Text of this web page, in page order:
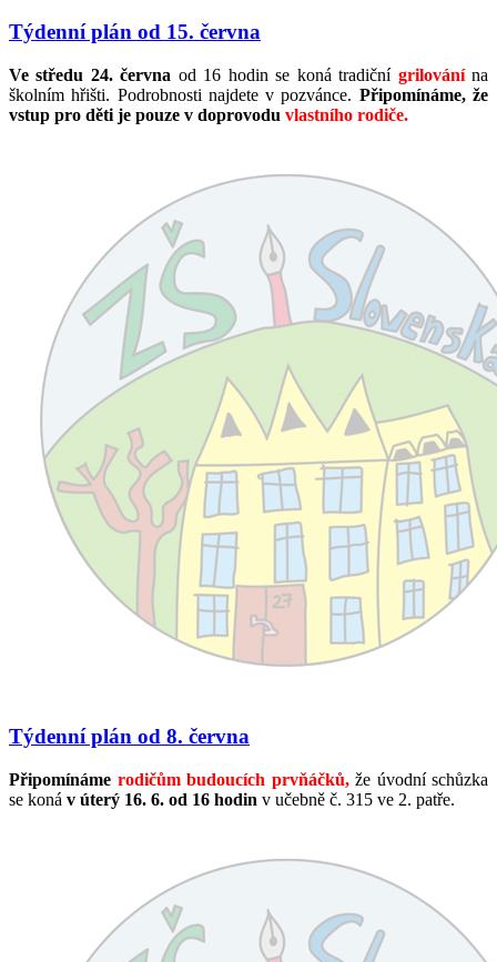
Týdenní plán od 15. června
Ve středu 24. června od 16 hodin se koná tradiční grilovánína
školním hřišti. Podrobnosti najdete v pozvánce. Připomínáme, že
vstup pro děti je pouze v doprovodu vlastního rodiče.
Týdenní plán od 8. června
Připomínáme rodičům budoucích prvňáčků,že úvodní schůzka
se koná v úterý 16. 6. od 16 hodin v učebně č. 315 ve 2. patře.